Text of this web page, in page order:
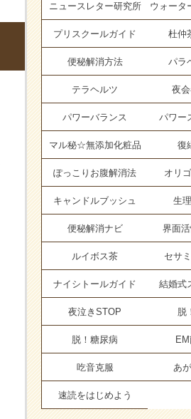
ニュースレター研究所 ウォータ
プリスクールガイド 杜仲
便秘解消方法 パラ
テラヘルツ 夜
パワーバランス パワー
マル秘☆無添加化粧品 復
ぽっこりお腹解消法 オリ
キャンドルブッシュ 生
便秘解消ナビ 界面
ルイボス茶 セサ
ナイシトールガイド 結婚式
夜泣きSTOP 脱
脱！糖尿病
吃音克服 あ
速読をはじめよう